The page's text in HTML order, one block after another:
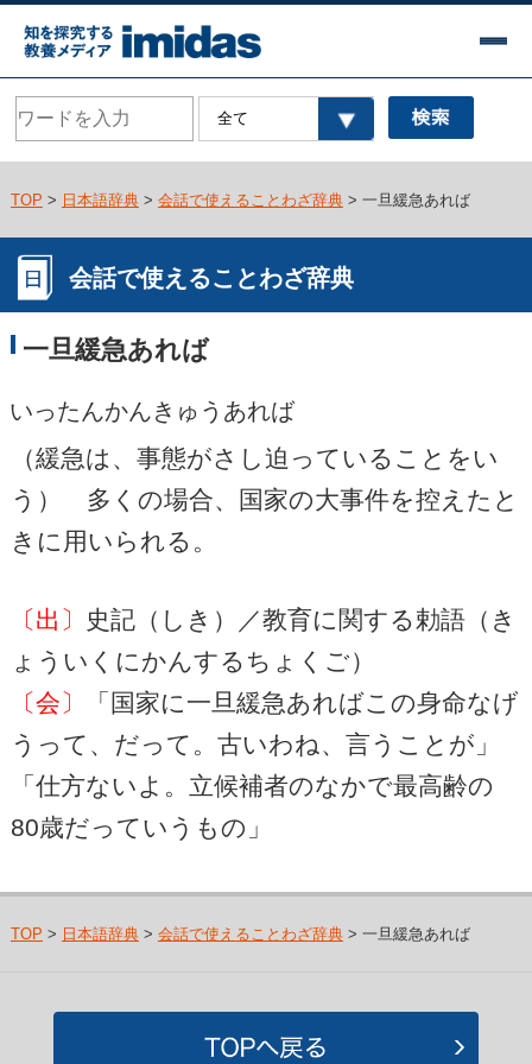
TOP > 日本語辞典> 会話で使えることわざ辞典> 一旦緩急あれば
会話で使えることわざ辞典
一旦緩急あれば
いったんかんきゅうあれば
（緩急は、事態がさし迫っていることをい
う） 多くの場合、国家の大事件を控えたと
きに用いられる。
〔出〕
史記（しき）／教育に関する勅語（き
ょういくにかんするちょくご）
〔会〕
「国家に一旦緩急あればこの身命なげ
うって、だって。古いわね、言うことが」
「仕方ないよ。立候補者のなかで最高齢の
80歳だっていうもの」
TOP > 日本語辞典> 会話で使えることわざ辞典> 一旦緩急あれば